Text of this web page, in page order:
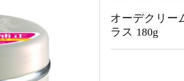
オーデクリー
ラス 180g